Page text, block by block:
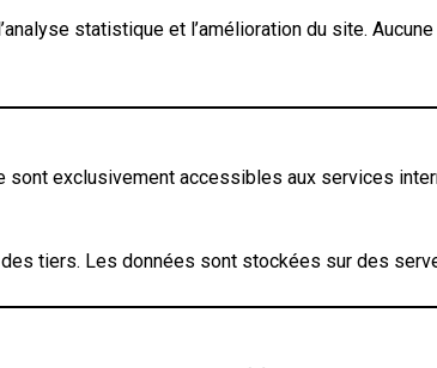
statistique et l’amélioration du site.
exclusivement accessibles aux services
tiers. Les données sont stockées sur des